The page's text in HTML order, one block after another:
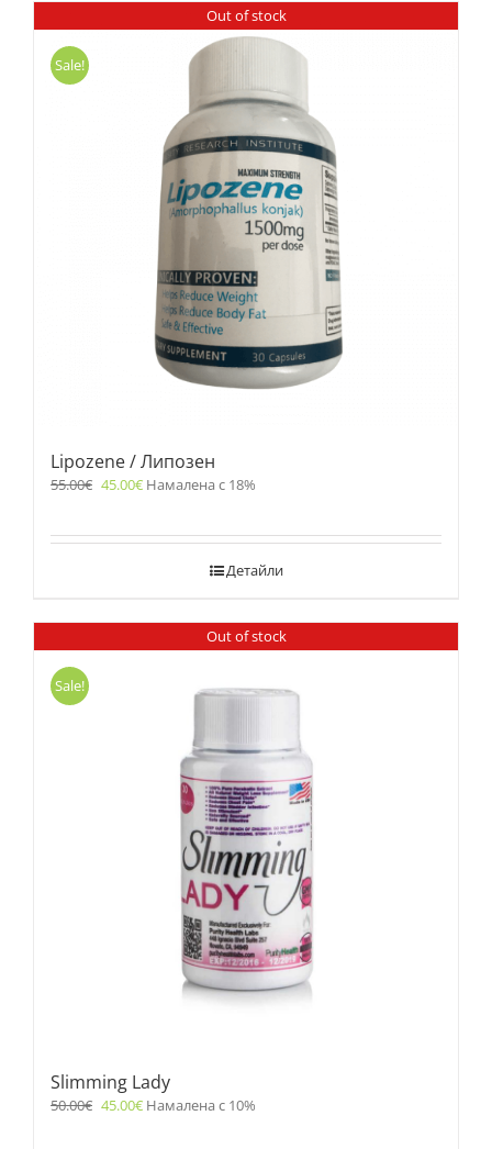
Out of stock
Sale!
Lipozene / Липозен
55.00€ 45.00€ Намалена с 18%
Детайли
Out of stock
Sale!
Slimming Lady
50.00€ 45.00€ Намалена с 10%